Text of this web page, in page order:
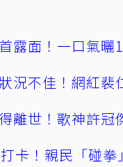
露面！一口氣曬
況不佳！網紅裴
離世！歌神許冠
卡！親民「碰